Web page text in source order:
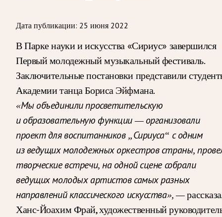
Дата публикации: 25 июня 2022
В Парке науки и искусства «Сириус» завершился
Первый молодежный музыкальный фестиваль.
Заключительные постановки представили
Академии танца Бориса Эйфмана.
«Мы объединили просветительскую
и образовательную функции — организовали
проект для воспитанников „Сириуса“ с одним
из ведущих молодежных оркестров страны,
творческие встречи, на одной сцене собрали
ведущих молодых артистов самых разных
направлений классического искусства», —
Ханс-Йоахим Фрай, художественный